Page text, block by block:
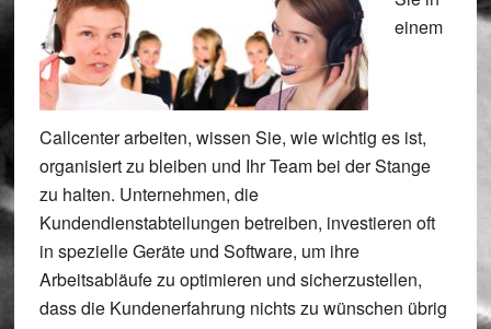
einem
Callcenter arbeiten, wissen Sie, wie wichtig es ist,
organisiert zu bleiben und Ihr Team bei der Stange
zu halten. Unternehmen, die
Kundendienstabteilungen betreiben, investieren oft
in spezielle Geräte und Software, um ihre
Arbeitsabläufe zu optimieren und sicherzustellen,
dass die Kundenerfahrung nichts zu wünschen übrig